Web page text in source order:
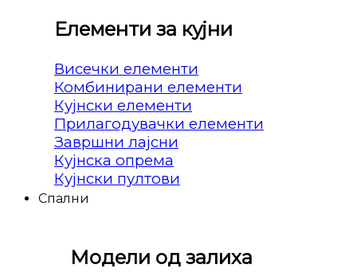
Елементи за кујни
Висечки елементи
Комбинирани елементи
Кујнски елементи
Прилагодувачки елементи
Завршни лајсни
Кујнска опрема
Кујнски пултови
Спални
Модели од залиха